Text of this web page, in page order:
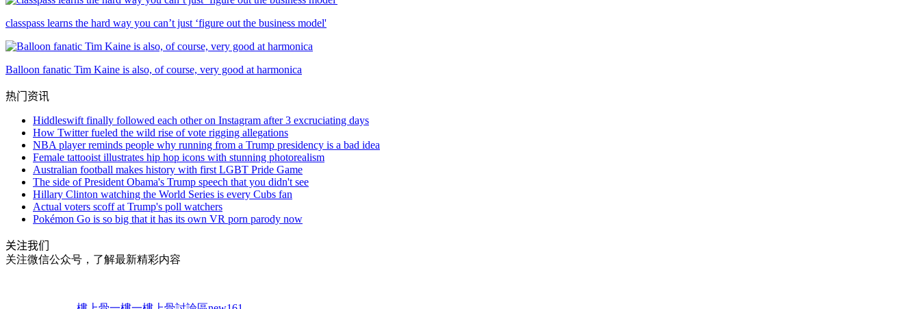
classpass learns the hard way you can’t just ‘figure out the business model'
Balloon fanatic Tim Kaine is also, of course, very good at harmonica
热门资讯
Hiddleswift finally followed each other on Instagram after 3 excruciating days
How Twitter fueled the wild rise of vote rigging allegations
NBA player reminds people why running from a Trump presidency is a bad idea
Female tattooist illustrates hip hop icons with stunning photorealism
Australian football makes history with first LGBT Pride Game
The side of President Obama's Trump speech that you didn't see
Hillary Clinton watching the World Series is every Cubs fan
Actual voters scoff at Trump's poll watchers
Pokémon Go is so big that it has its own VR porn parody now
关注我们
关注微信公众号，了解最新精彩内容